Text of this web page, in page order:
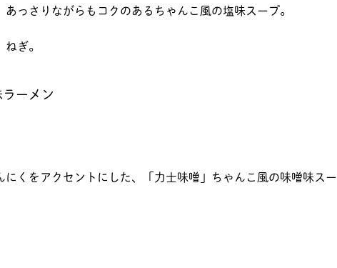
っさりながらもコクのあるちゃんこ風の塩味スープ。
ぎ。
ーメン
くをアクセントにした、「力士味噌」ちゃんこ風の味噌味スー